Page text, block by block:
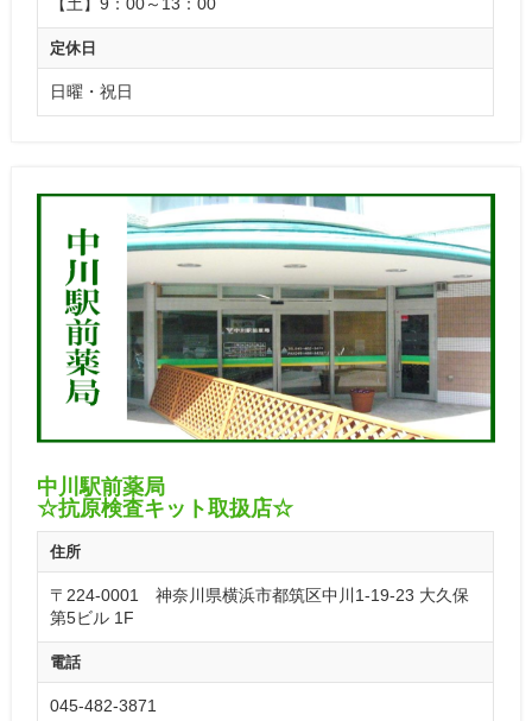
定休日
日曜・祝日
中川駅前薬局
☆抗原検査キット取扱店☆
住所
〒224-0001 神奈川県横浜市都筑区中川1-19-23 大久保
第5ビル 1F
電話
045-482-3871